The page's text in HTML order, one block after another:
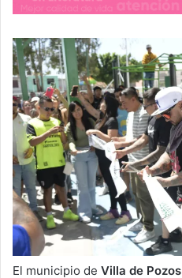
El municipio de Villa de Pozos